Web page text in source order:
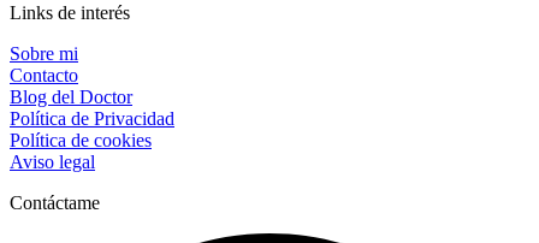
Links de interés
Sobre mi
Contacto
Blog del Doctor
Política de Privacidad
Política de cookies
Aviso legal
Contáctame